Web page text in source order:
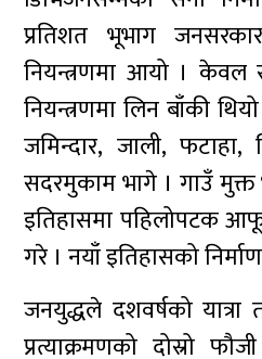
प्रतिशत भूभाग
नियन्त्रणमा आयो । केवल
नियन्त्रणमा लिन बाँकी
जमिन्दार, जाली,
सदरमुकाम भागे । गाउँ मुक्त
इतिहासमा पहिलोपटक
गरे । नयाँ इतिहासको
जनयुद्धले दशवर्षको यात्रा
प्रत्याक्रमणको दोस्रो